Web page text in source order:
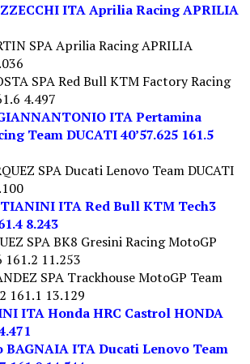
ITA Aprilia Racing APRILIA
SPA Aprilia Racing APRILIA
SPA Red Bull KTM Factory Racing
4.497
ITA Pertamina
Team DUCATI 40’57.625 161.5
SPA Ducati Lenovo Team DUCATI
ITA Red Bull KTM Tech3
8.243
SPA BK8 Gresini Racing MotoGP
161.2 11.253
SPA Trackhouse MotoGP Team
161.1 13.129
ITA Honda HRC Castrol HONDA
BAGNAIA ITA Ducati Lenovo Team